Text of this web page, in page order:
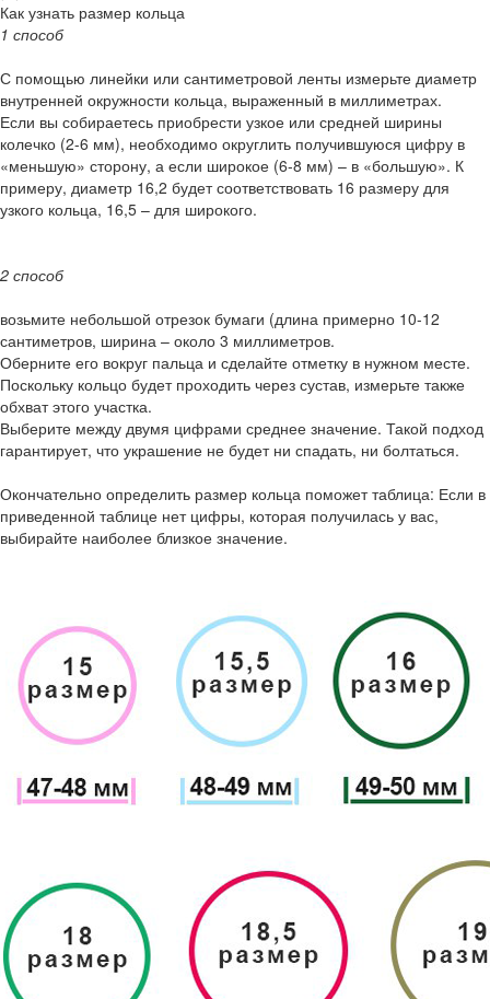
Как узнать размер кольца
1 способ
С помощью линейки или сантиметровой ленты измерьте диаметр
внутренней окружности кольца, выраженный в миллиметрах.
Если вы собираетесь приобрести узкое или средней ширины
колечко (2-6 мм), необходимо округлить получившуюся цифру в
«меньшую» сторону, а если широкое (6-8 мм) – в «большую». К
примеру, диаметр 16,2 будет соответствовать 16 размеру для
узкого кольца, 16,5 – для широкого.
2 способ
возьмите небольшой отрезок бумаги (длина примерно 10-12
сантиметров, ширина – около 3 миллиметров.
Оберните его вокруг пальца и сделайте отметку в нужном месте.
Поскольку кольцо будет проходить через сустав, измерьте также
обхват этого участка.
Выберите между двумя цифрами среднее значение. Такой подход
гарантирует, что украшение не будет ни спадать, ни болтаться.
Окончательно определить размер кольца поможет таблица: Если в
приведенной таблице нет цифры, которая получилась у вас,
выбирайте наиболее близкое значение.